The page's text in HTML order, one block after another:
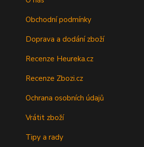
Obchodní podmínky
Doprava a dodání zboží
Recenze Heureka.cz
Recenze Zbozi.cz
Ochrana osobních údajů
Vrátit zboží
Tipy a rady